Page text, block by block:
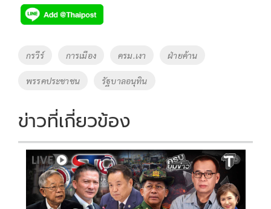
e
b
o
o
k
tt
er
p
y
Li
Tags
กรวีร์ การเมือง ครม.เงา ฝ่ายค้าน
พรรคประชาชน รัฐบาลอนุทิน
ข่าวที่เกี่ยวข้อง